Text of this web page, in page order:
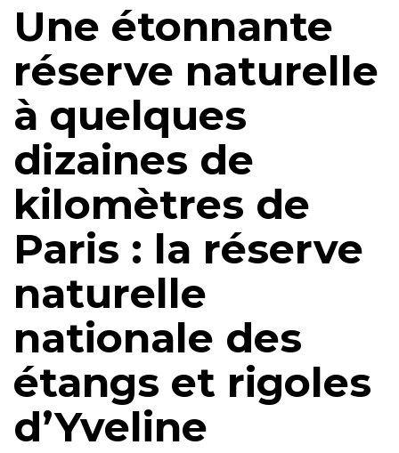
Une étonnante
réserve naturelle
à quelques
dizaines de
kilomètres de
Paris : la réserve
naturelle
nationale des
étangs et rigoles
d’Yveline